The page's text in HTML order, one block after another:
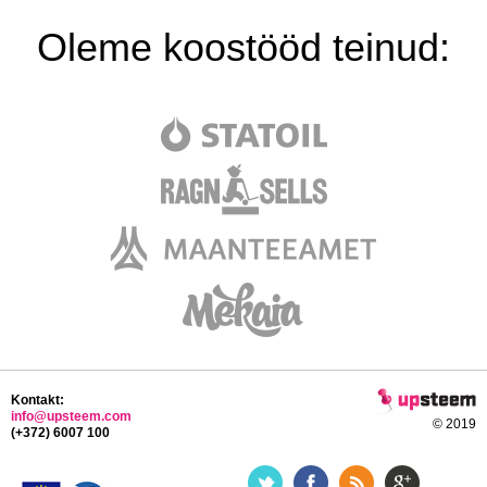
Oleme koostööd teinud:
© 2019
Kontakt:
info@upsteem.com
(+372) 6007 100